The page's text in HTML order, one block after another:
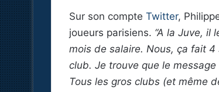
Sur son compte Twitter,
joueurs parisiens. “A la Juve, il
mois de salaire. Nous, ça fait 4
club. Je trouve que le
Tous les gros clubs (et même